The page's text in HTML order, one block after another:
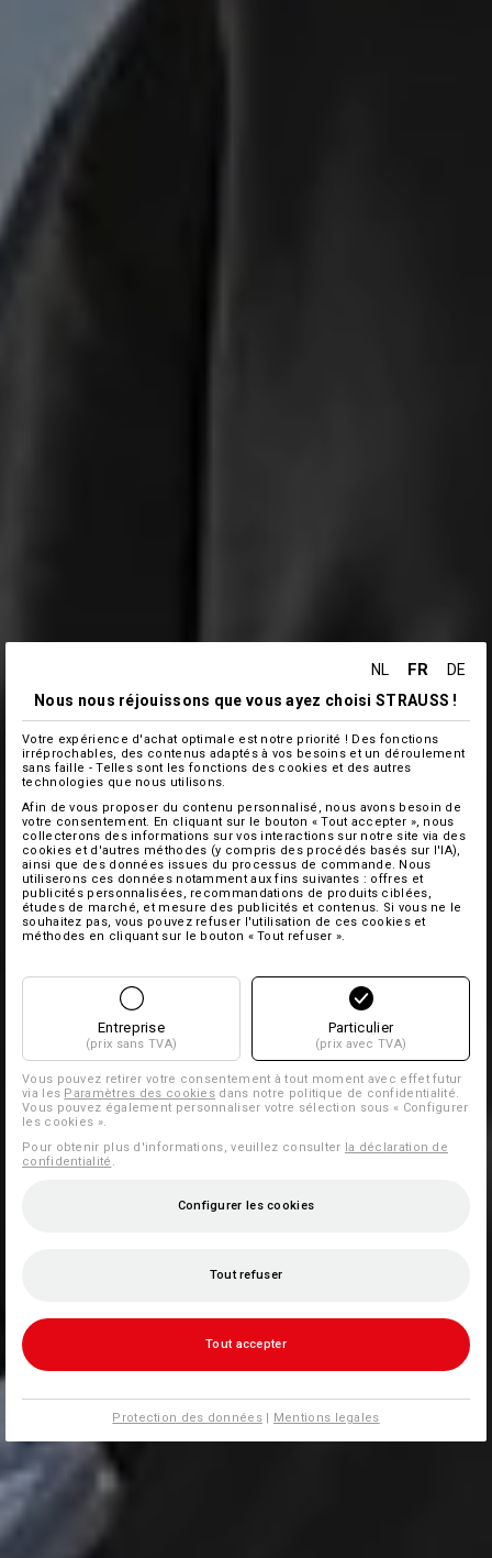
NL FR
DE
Nous nous réjouissons que vous ayez choisi STRAUSS !
Votre expérience d'achat optimale est notre priorité ! Des fonctions
irréprochables, des contenus adaptés à vos besoins et un déroulement
sans faille - Telles sont les fonctions des cookies et des autres
technologies que nous utilisons.
Afin de vous proposer du contenu personnalisé, nous avons besoin de
votre consentement. En cliquant sur le bouton « Tout accepter », nous
collecterons des informations sur vos interactions sur notre site via des
cookies et d'autres méthodes (y compris des procédés basés sur l'IA),
ainsi que des données issues du processus de commande. Nous
utiliserons ces données notamment aux fins suivantes : offres et
publicités personnalisées, recommandations de produits ciblées,
études de marché, et mesure des publicités et contenus. Si vous ne le
souhaitez pas, vous pouvez refuser l'utilisation de ces cookies et
méthodes en cliquant sur le bouton « Tout refuser ».
Entreprise
(prix sans TVA)
Particulier
(prix avec TVA)
Vous pouvez retirer votre consentement à tout moment avec effet futur
via les Paramètres des cookies dans notre politique de confidentialité.
Vous pouvez également personnaliser votre sélection sous « Configurer
les cookies ».
Pour obtenir plus d'informations, veuillez consulter la déclaration de
confidentialité .
Configurer les cookies
Tout refuser
Tout accepter
Protection des données| Mentions legales